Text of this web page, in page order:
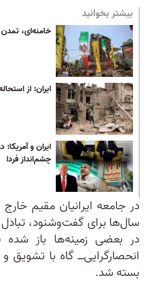
بیشتر بخوانید
خامنه‌ای،
ایران: از
ایران و
چشم‌انداز فردا
در جامعه ایرانیان مقیم
سال‌ها برای گفت‌وشنود،
در بعضی زمینه‌ها باز شده
انحصارگرایی‌ــ گاه با
بسته شد.